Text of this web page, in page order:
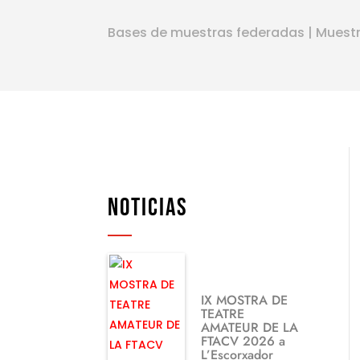
Bases de muestras federadas |
NOTICIAS
IX MOSTRA DE
TEATRE
AMATEUR DE LA
FTACV 2026 a
L’Escorxador